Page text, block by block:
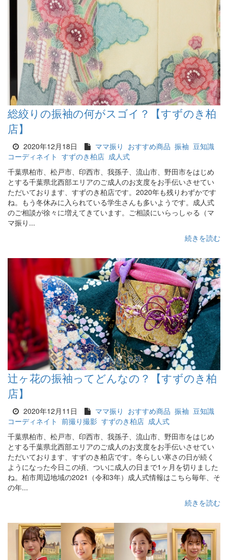
総絞りの振袖の何がスゴイ？【すずのき柏
店】
2020年12月18日 ママ振り おすすめ商品 振袖 豆知識
コーディネイト すずのき柏店 成人式
千葉県柏市、松戸市、印西市、我孫子、流山市、野田市をはじめ
とする千葉県北西部エリアのご成人のお支度をお手伝いさせてい
ただいております、すずのき柏店です。2020年も残りわずかです
ね。もう冬休みに入られている学生さんも多いようです。成人式
のご相談が徐々に増えてきています。ご相談にいらっしゃる（マ
マ振り...
続きを読む
辻ヶ花の振袖ってどんなの？【すずのき柏
店】
2020年12月11日 ママ振り おすすめ商品 振袖 豆知識
コーディネイト 前撮り撮影 すずのき柏店 成人式
千葉県柏市、松戸市、印西市、我孫子、流山市、野田市をはじめ
とする千葉県北西部エリアのご成人のお支度をお手伝いさせてい
ただいております、すずのき柏店です。冬らしい寒さの日が続く
ようになった今日この頃、ついに成人の日まで1ヶ月を切りました
ね。柏市周辺地域の2021（令和3年）成人式情報はこちら毎年、そ
の年...
続きを読む